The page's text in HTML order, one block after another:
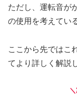
ただし、運転音が
の使用を考えてい
ここから先ではこ
てより詳しく解説